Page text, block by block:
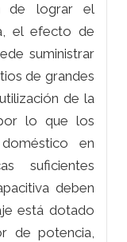
de lograr el
el efecto de
suministrar
de grandes
de la
lo que los
en
suficientes
deben
está dotado
de potencia,